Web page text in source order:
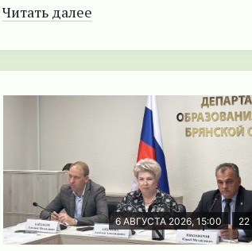
Читать далее
6 АВГУСТА 2026, 15:00 22